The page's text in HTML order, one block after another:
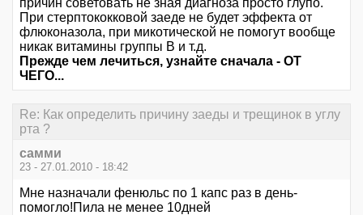
причин советовать не зная диагноза просто глупо.
При стерптококковой заеде не будет эффекта от
флюконазола, при микотической не помогут вообще
никак витамины группы В и т.д.
Прежде чем лечиться, узнайте сначала - ОТ
ЧЕГО...
Re: Как определить причину заеды и трещинок в углу
рта ?
самми
23 - 27.01.2010 - 18:42
Мне назначали фенюльс по 1 капс раз в день-
помогло!Пила не менее 10дней